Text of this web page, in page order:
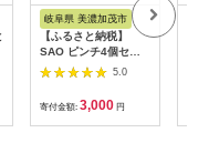
岐阜県 美濃加茂市
【ふるさと納税】
SAO ピンチ4個セッ
ト | 洗濯 ステンレス
洗濯ばさみ 洗濯ピン
チ 洗濯物 強力 丈夫
長持ち ワンタッチ 日
本製 便利 便利グッズ
5.0
寄付金額: 3,000 円